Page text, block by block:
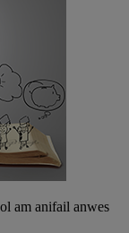
am anifail anwes